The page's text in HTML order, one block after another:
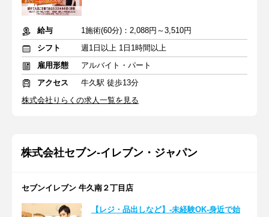
給与
1施術(60分)：2,088円～3,510円
シフト
週1日以上 1日1時間以上
雇用形態
アルバイト・パート
アクセス
牛久駅 徒歩13分
株式会社りらくの求人一覧を見る
株式会社セブン-イレブン・ジャパン
セブンイレブン 牛久南２丁目店
【レジ・品出しなど】-未経験OK-身近で始